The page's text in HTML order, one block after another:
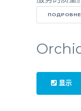
显示